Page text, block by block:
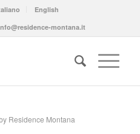
English
montana.it
Residence Montana